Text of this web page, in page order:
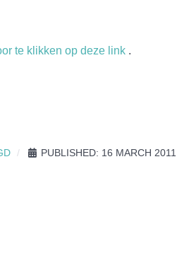
te klikken op deze link .
PUBLISHED: 16 MARCH 2011